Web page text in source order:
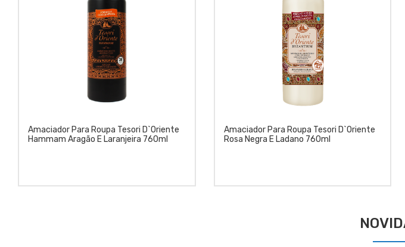
Amaciador Para Roupa Tesori D`Oriente
Hammam Aragão E Laranjeira 760ml
Amaciador Para Roupa Tesori D`Oriente
Rosa Negra E Ladano 760ml